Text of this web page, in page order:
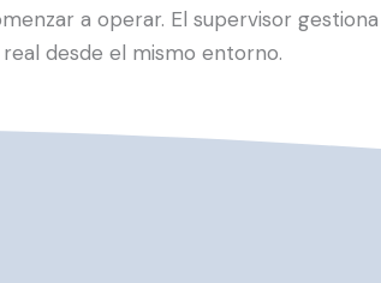
a operar. El supervisor
desde el mismo entorno.